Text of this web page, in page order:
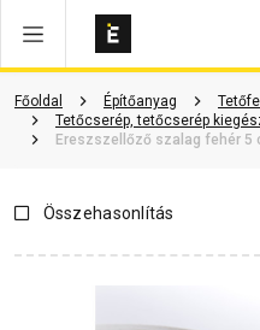
Főoldal Építőanyag
Tetőcserép, tetőcserép
Ereszszellőző szalag fehér 5
Vásárlói vélemények
Összehasonlítás